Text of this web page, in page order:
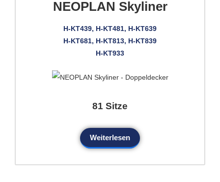
NEOPLAN Skyliner
H-KT439, H-KT481, H-KT639
H-KT681, H-KT813, H-KT839
H-KT933
81 Sitze
Weiterlesen